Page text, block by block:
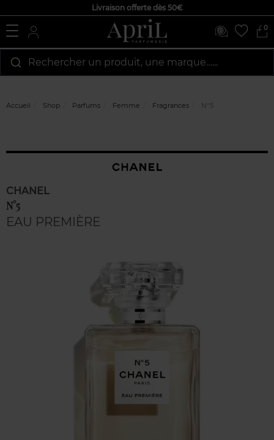
Livraison offerte dès 50€
0
Rechercher un produit, une marque…...
Accueil Shop Parfums Femme Fragrances N°5
CHANEL
N°5
EAU PREMIÈRE